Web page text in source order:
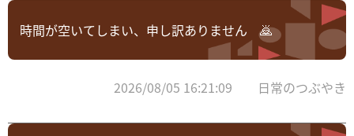
時間が空いてしまい、申し訳ありません 🙇
2026/08/05 16:21:09 日常のつぶやき